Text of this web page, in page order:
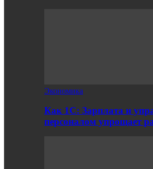
Экономика
Как 1С: Зарплата и
персоналом упрощает